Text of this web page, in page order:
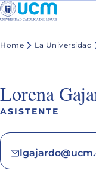
Home La Universidad
Lorena
ASISTENTE